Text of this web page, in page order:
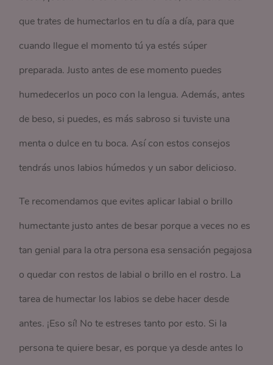
que trates de humectarlos en tu día a día, para que
cuando llegue el momento tú ya estés súper
preparada. Justo antes de ese momento puedes
humedecerlos un poco con la lengua. Además, antes
de beso, si puedes, es más sabroso si tuviste una
menta o dulce en tu boca. Así con estos consejos
tendrás unos labios húmedos y un sabor delicioso.
Te recomendamos que evites aplicar labial o brillo
humectante justo antes de besar porque a veces no es
tan genial para la otra persona esa sensación pegajosa
o quedar con restos de labial o brillo en el rostro. La
tarea de humectar los labios se debe hacer desde
antes. ¡Eso sí! No te estreses tanto por esto. Si la
persona te quiere besar, es porque ya desde antes lo